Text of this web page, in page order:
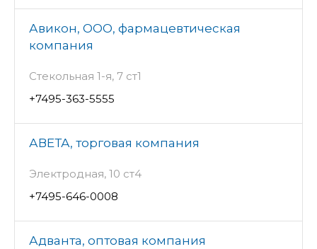
Авикон, ООО, фармацевтическая
компания
Стекольная 1-я, 7 ст1
+7495-363-5555
АВЕТА, торговая компания
Электродная, 10 ст4
+7495-646-0008
Адванта, оптовая компания